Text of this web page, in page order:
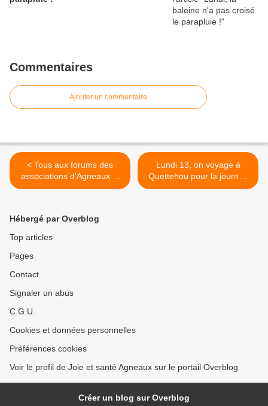
Commentaires
Ajouter un commentaire
< Tous aux forums des
associations d'Agneaux et
de Saint-Lô
Lundi 13, on voyage à
Quettehou pour la journée
>
Hébergé par Overblog
Top articles
Pages
Contact
Signaler un abus
C.G.U.
Cookies et données personnelles
Préférences cookies
Voir le profil de Joie et santé Agneaux sur le portail Overblog
Créer un blog sur Overblog